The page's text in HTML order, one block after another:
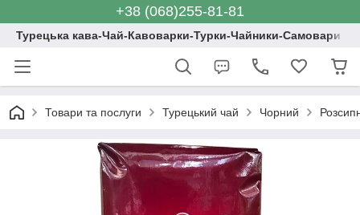
+38 (068)255-81-81
Турецька кава-Чай-Кавоварки-Турки-Чайники-Самовари
Товари та послуги Турецький чай Чорний